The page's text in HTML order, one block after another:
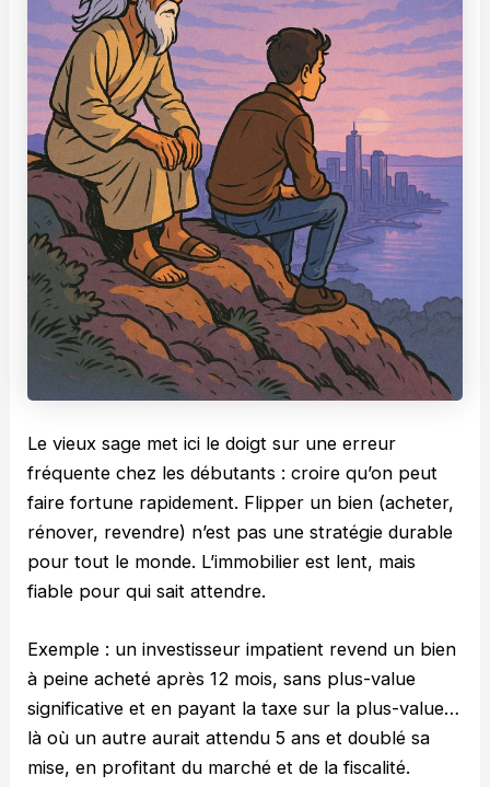
Le vieux sage met ici le doigt sur une erreur
fréquente chez les débutants : croire qu’on peut
faire fortune rapidement. Flipper un bien (acheter,
rénover, revendre) n’est pas une stratégie durable
pour tout le monde. L’immobilier est lent, mais
fiable pour qui sait attendre.
Exemple : un investisseur impatient revend un bien
à peine acheté après 12 mois, sans plus-value
significative et en payant la taxe sur la plus-value…
là où un autre aurait attendu 5 ans et doublé sa
mise, en profitant du marché et de la fiscalité.